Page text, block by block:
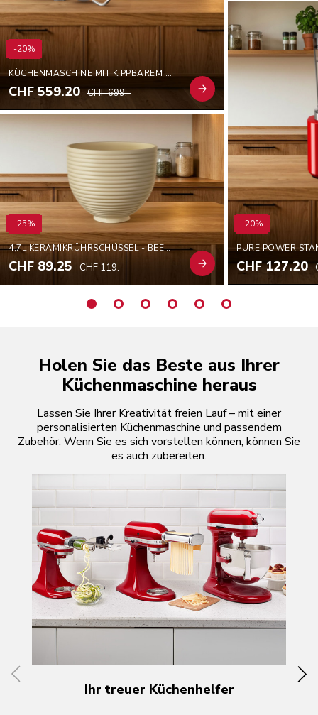
-20%
KÜCHENMASCHINE MIT KIPPBAREM MOTORKOPF 4,7 L – ARTISAN BY YOU
CHF 559.20 CHF 699.-
-25%
4,7L KERAMIKRÜHRSCHÜSSEL - BEEHIVE
CHF 89.25 CHF 119.-
-20%
PURE POWER
CHF 127.20
Holen Sie das Beste aus Ihrer
Küchenmaschine heraus
Lassen Sie Ihrer Kreativität freien Lauf – mit einer
personalisierten Küchenmaschine und passendem
Zubehör. Wenn Sie es sich vorstellen können, können Sie
es auch zubereiten.
Ihr treuer Küchenhelfer